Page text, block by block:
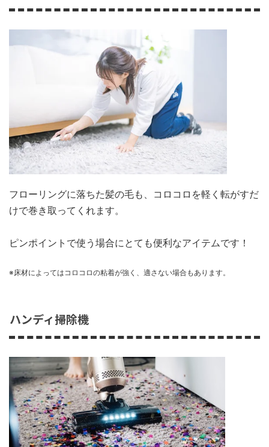
フローリングに落ちた髪の毛も、コロコロを軽く転がすだ
けで巻き取ってくれます。
ピンポイントで使う場合にとても便利なアイテムです！
※床材によってはコロコロの粘着が強く、適さない場合もあります。
ハンディ掃除機